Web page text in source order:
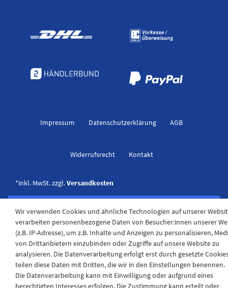
Impressum Daten­schutz­erklärung AGB
Widerrufs­recht Kontakt
*inkl. MwSt. zzgl.Versandkosten
Wir verwenden Cookies und ähnliche Technologien auf unserer
verarbeiten personenbezogene Daten von Besucher:innen unserer
(z.B. IP-Adresse), um z.B. Inhalte und Anzeigen zu personalisieren,
von Drittanbietern einzubinden oder Zugriffe auf unsere Website zu
analysieren. Die Datenverarbeitung erfolgt erst durch gesetzte
teilen diese Daten mit Dritten, die wir in den Einstellungen benennen.
Die Datenverarbeitung kann mit Einwilligung oder aufgrund eines
berechtigten Interesses erfolgen. Die Zustimmung kann erteilt oder